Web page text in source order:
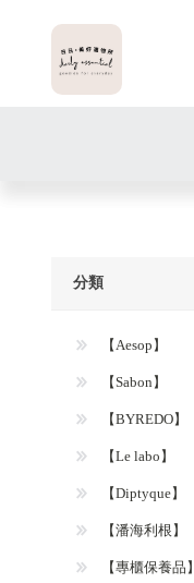
分類
【Aesop】
【Sabon】
【BYREDO】
【Le labo】
【Diptyque】
【潘海利根】
【專櫃保養品】